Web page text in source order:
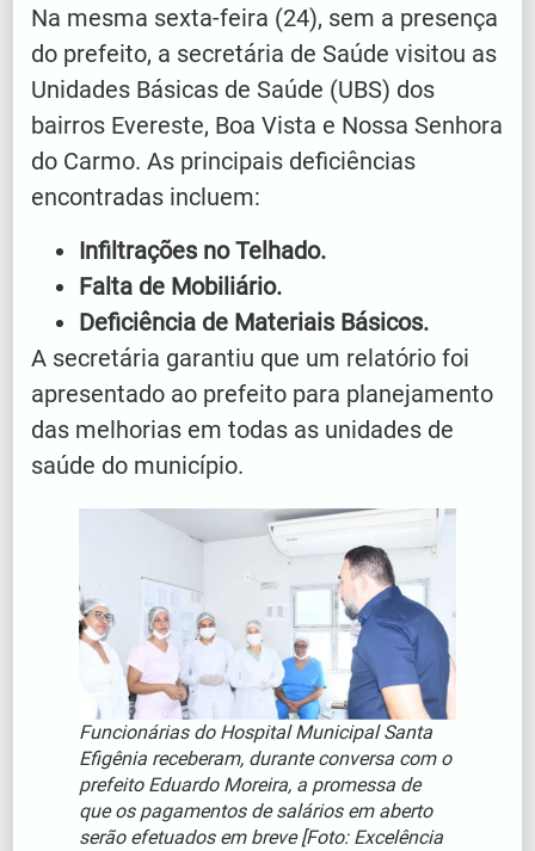
Na mesma sexta-feira (24), sem a presença
do prefeito, a secretária de Saúde visitou as
Unidades Básicas de Saúde (UBS) dos
bairros Evereste, Boa Vista e Nossa Senhora
do Carmo. As principais deficiências
encontradas incluem:
Infiltrações no Telhado.
Falta de Mobiliário.
Deficiência de Materiais Básicos.
A secretária garantiu que um relatório foi
apresentado ao prefeito para planejamento
das melhorias em todas as unidades de
saúde do município.
Funcionárias do Hospital Municipal Santa
Efigênia receberam, durante conversa com o
prefeito Eduardo Moreira, a promessa de
que os pagamentos de salários em aberto
serão efetuados em breve [Foto: Excelência